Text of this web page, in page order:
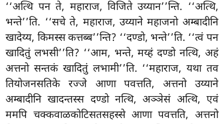
‘‘अत्थि पन ते, महाराज, विजिते उय्यान’’न्ति. ‘‘अत्थि,
भन्ते’’ति. ‘‘सचे ते, महाराज, उय्याने महाजनो अम्बादीनि
खादेय्य, किमस्स कत्तब्ब’’न्ति? ‘‘दण्डो, भन्ते’’ति. ‘‘त्वं पन
खादितुं लभसी’’ति? ‘‘आम, भन्ते, मय्हं दण्डो नत्थि, अहं
अत्तनो सन्तकं खादितुं लभामी’’ति. ‘‘महाराज, यथा तव
तियोजनसतिके रज्जे आणा पवत्तति, अत्तनो उय्याने
अम्बादीनि खादन्तस्स दण्डो नत्थि, अञ्ञेसं अत्थि, एवं
ममपि चक्कवाळकोटिसतसहस्से आणा पवत्तति, अत्तनो